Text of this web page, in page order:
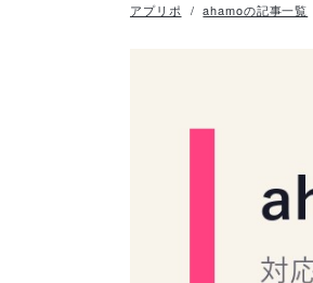
アプリポ ahamoの記事一覧